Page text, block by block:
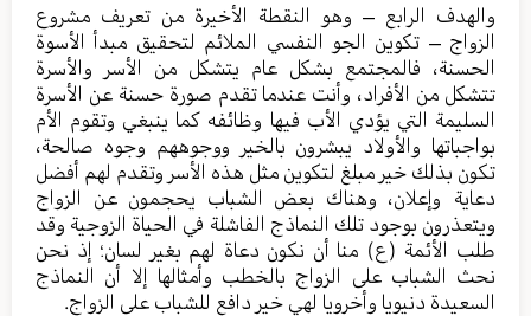
والهدف الرابع – وهو النقطة الأخيرة من تعريف مشروع
الزواج – تكوين الجو النفسي الملائم لتحقيق مبدأ الأسوة
الحسنة، فالمجتمع بشكل عام يتشكل من الأسر والأسرة
تتشكل من الأفراد، وأنت عندما تقدم صورة حسنة عن الأسرة
السليمة التي يؤدي الأب فيها وظائفه كما ينبغي وتقوم الأم
بواجباتها والأولاد يبشرون بالخير ووجوههم وجوه صالحة،
تكون بذلك خير مبلغ لتكوين مثل هذه الأسر وتقدم لهم أفضل
دعاية وإعلان، وهناك بعض الشباب يحجمون عن الزواج
ويتعذرون بوجود تلك النماذج الفاشلة في الحياة الزوجية وقد
طلب الأئمة (ع) منا أن نكون دعاة لهم بغير لسان؛ إذ نحن
نحث الشباب على الزواج بالخطب وأمثالها إلا أن النماذج
السعيدة دنيويا وأخرويا لهي خير دافع للشباب على الزواج.